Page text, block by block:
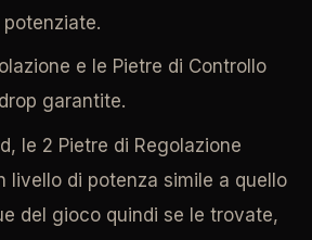
e le Pietre di Controllo
garantite.
le 2 Pietre di Regolazione
livello di potenza simile a quello
del gioco quindi se le trovate,